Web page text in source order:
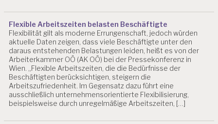
N
F
E
H
L
Z
EI
T
E
N
Flexible Arbeitszeiten belasten Beschäftigte
Flexibilität gilt als moderne Errungenschaft, jedoch würden
aktuelle Daten zeigen, dass viele Beschäftigte unter den
daraus entstehenden Belastungen leiden, heißt es von der
Arbeiterkammer OÖ (AK OÖ) bei der Pressekonferenz in
Wien. „Flexible Arbeitszeiten, die die Bedürfnisse der
Beschäftigten berücksichtigen, steigern die
Arbeitszufriedenheit. Im Gegensatz dazu führt eine
ausschließlich unternehmensorientierte Flexibilisierung,
beispielsweise durch unregelmäßige Arbeitszeiten, […]